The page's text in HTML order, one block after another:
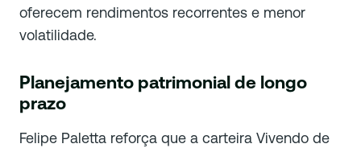
oferecem rendimentos recorrentes e menor
volatilidade.
Planejamento patrimonial de longo
prazo
Felipe Paletta reforça que a carteira Vivendo de